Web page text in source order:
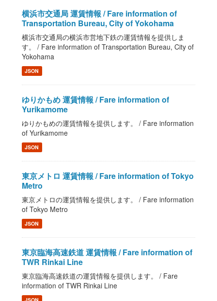
横浜市交通局 運賃情報 / Fare information of
Transportation Bureau, City of Yokohama
横浜市交通局の横浜市営地下鉄の運賃情報を提供しま
す。 / Fare information of Transportation Bureau, City of
Yokohama
JSON
ゆりかもめ 運賃情報 / Fare information of
Yurikamome
ゆりかもめの運賃情報を提供します。 / Fare information
of Yurikamome
JSON
東京メトロ 運賃情報 / Fare information of Tokyo
Metro
東京メトロの運賃情報を提供します。 / Fare information
of Tokyo Metro
JSON
東京臨海高速鉄道 運賃情報 / Fare information of
TWR Rinkai Line
東京臨海高速鉄道の運賃情報を提供します。 / Fare
information of TWR Rinkai Line